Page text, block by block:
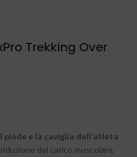
Trekking Over
piede e la caviglia dell’atleta
del carico muscolare,